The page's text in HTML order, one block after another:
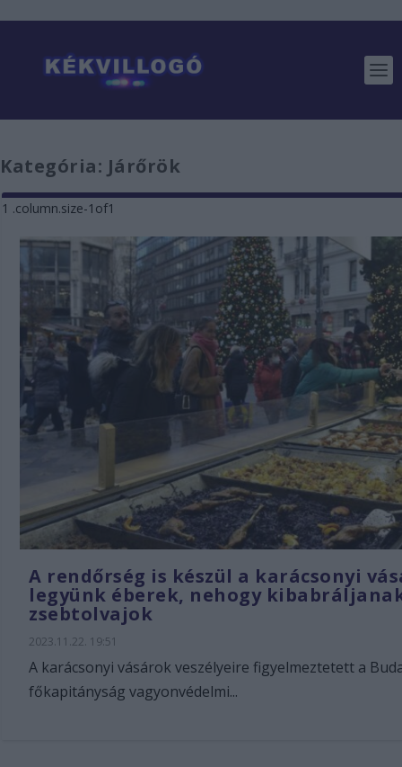
Kategória: Járőrök
A rendőrség is készül a karácsonyi
legyünk éberek, nehogy
zsebtolvajok
2023.11.22. 19:51
A karácsonyi vásárok veszélyeire figyelmeztetett a
főkapitányság vagyonvédelmi...